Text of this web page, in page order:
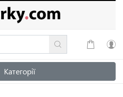
Увійти
Категорії